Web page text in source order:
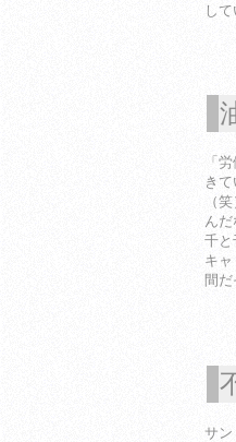
して
「
き
（
ん
千と
キ
間
サン